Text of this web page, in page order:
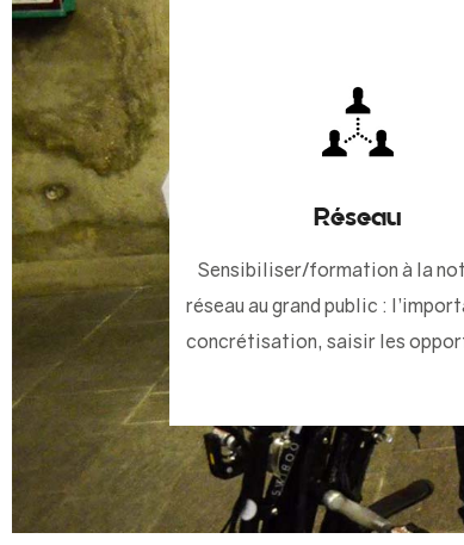
Réseau
Sensibiliser/formation à la
réseau au grand public :
concrétisation, saisir les